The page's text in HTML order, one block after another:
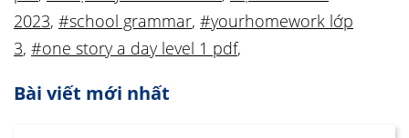
2023, #school grammar, #yourhomework lớp
3, #one story a day level 1 pdf,
Bài viết mới nhất